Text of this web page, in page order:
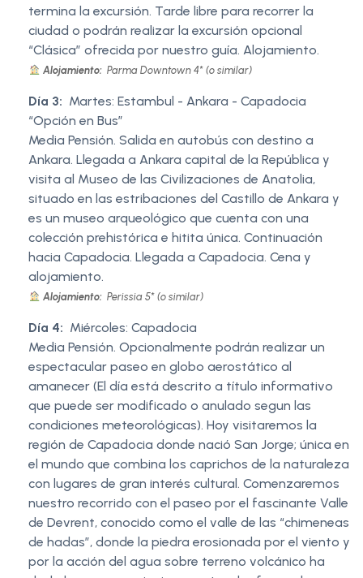
termina la excursión. Tarde libre para recorrer la
ciudad o podrán realizar la excursión opcional
“Clásica” ofrecida por nuestro guía. Alojamiento.
Alojamiento: Parma Downtown 4* (o similar)
Día 3: Martes: Estambul - Ankara - Capadocia
“Opción en Bus”
Media Pensión. Salida en autobús con destino a
Ankara. Llegada a Ankara capital de la República y
visita al Museo de las Civilizaciones de Anatolia,
situado en las estribaciones del Castillo de Ankara y
es un museo arqueológico que cuenta con una
colección prehistórica e hitita única. Continuación
hacia Capadocia. Llegada a Capadocia. Cena y
alojamiento.
Alojamiento: Perissia 5* (o similar)
Día 4: Miércoles: Capadocia
Media Pensión. Opcionalmente podrán realizar un
espectacular paseo en globo aerostático al
amanecer (El día está descrito a título informativo
que puede ser modificado o anulado segun las
condiciones meteorológicas). Hoy visitaremos la
región de Capadocia donde nació San Jorge; única en
el mundo que combina los caprichos de la naturaleza
con lugares de gran interés cultural. Comenzaremos
nuestro recorrido con el paseo por el fascinante Valle
de Devrent, conocido como el valle de las “chimeneas
de hadas”, donde la piedra erosionada por el viento y
por la acción del agua sobre terreno volcánico ha